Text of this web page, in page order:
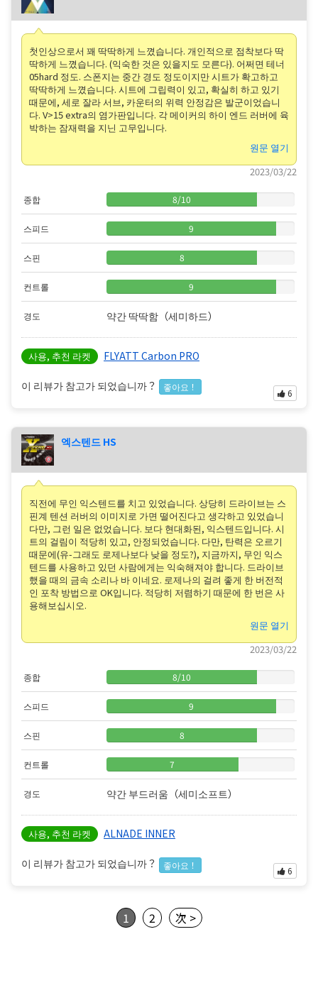
첫인상으로서 꽤 딱딱하게 느꼈습니다. 개인적으로 점착보다 딱
딱하게 느꼈습니다. (익숙한 것은 있을지도 모른다). 어쩌면 테너
05hard 정도. 스폰지는 중간 경도 정도이지만 시트가 확고하고
딱딱하게 느꼈습니다. 시트에 그립력이 있고, 확실히 하고 있기
때문에, 세로 잘라 서브, 카운터의 위력 안정감은 발군이었습니
다. V>15 extra의 염가판입니다. 각 메이커의 하이 엔드 러버에 육
박하는 잠재력을 지닌 고무입니다.
원문 열기
2023/03/22
종합 8/10
스피드 9
스핀 8
컨트롤 9
경도 약간 딱딱함（세미하드）
사용, 추천 라켓 FLYATT Carbon PRO
이 리뷰가 참고가 되었습니까？ 좋아요！
6
엑스텐드 HS
직전에 무인 익스텐드를 치고 있었습니다. 상당히 드라이브는 스
핀계 텐션 러버의 이미지로 가면 떨어진다고 생각하고 있었습니
다만, 그런 일은 없었습니다. 보다 현대화된, 익스텐드입니다. 시
트의 걸림이 적당히 있고, 안정되었습니다. 다만, 탄력은 오르기
때문에(유-그래도 로제나보다 낮을 정도?), 지금까지, 무인 익스
텐드를 사용하고 있던 사람에게는 익숙해져야 합니다. 드라이브
했을 때의 금속 소리나 바 이네요. 로제나의 걸려 좋게 한 버전적
인 포착 방법으로 OK입니다. 적당히 저렴하기 때문에 한 번은 사
용해보십시오.
원문 열기
2023/03/22
종합 8/10
스피드 9
스핀 8
컨트롤 7
경도 약간 부드러움（세미소프트）
사용, 추천 라켓 ALNADE INNER
이 리뷰가 참고가 되었습니까？ 좋아요！
6
1 2 次 >